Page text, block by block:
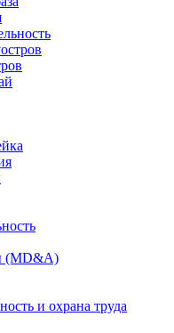
(MD&A)
и охрана труда